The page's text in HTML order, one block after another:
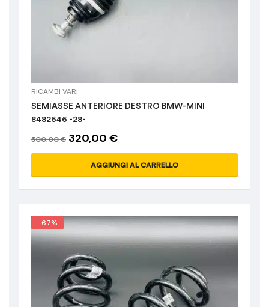
RICAMBI VARI
SEMIASSE ANTERIORE DESTRO BMW-MINI
8482646 -28-
500,00€ 320,00 €
AGGIUNGI AL CARRELLO
-67%